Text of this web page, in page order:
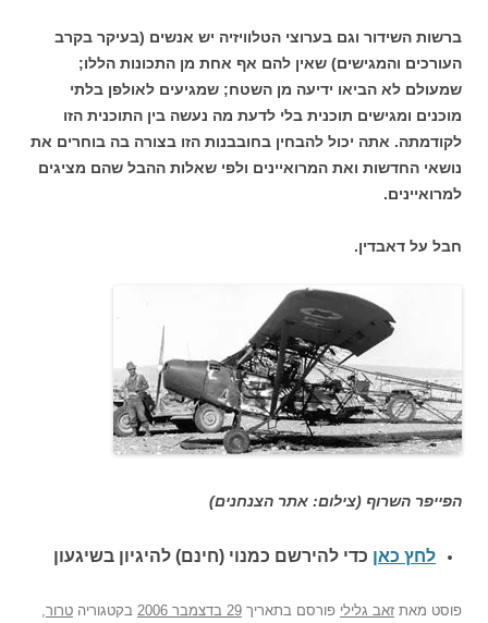
ברשות השידור וגם בערוצי הטלוויזיה יש אנשים (בעיקר בקרב
העורכים והמגישים) שאין להם אף אחת מן התכונות הללו;
שמעולם לא הביאו ידיעה מן השטח; שמגיעים לאולפן בלתי
מוכנים ומגישים תוכנית בלי לדעת מה נעשה בין התוכנית הזו
לקודמתה. אתה יכול להבחין בחובבנות הזו בצורה בה בוחרים את
נושאי החדשות ואת המרואיינים ולפי שאלות ההבל שהם מציגים
למרואיינים.
חבל על דאבדין.
הפייפר השרוף (צילום: אתר הצנחנים)
לחץ כאן כדי להירשם כמנוי (חינם) להיגיון בשיגעון
פוסט מאת זאב גלילי פורסם בתאריך 29 בדצמבר 2006 בקטגוריה טרור